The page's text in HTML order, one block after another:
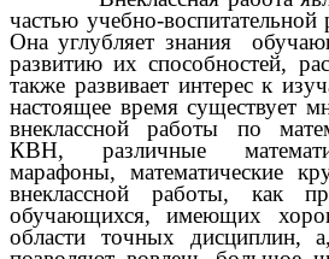
частью учебно-
Она углубляет знания
развитию их способностей,
также развивает интерес к
настоящее время существует
внеклассной работы по
КВН, различные
марафоны, математические
внеклассной работы, как
обучающихся, имеющих
области точных дисциплин,